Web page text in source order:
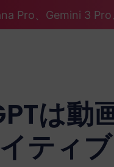
Pro、Gemini 3
は動
ティ